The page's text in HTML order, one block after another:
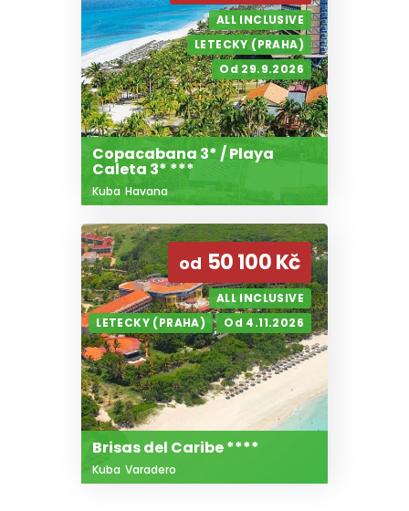
ALL INCLUSIVE
LETECKY (PRAHA)
Od 29.9.2026
Copacabana 3* / Playa
Caleta 3* ***
Kuba Havana
od 50 100 Kč
ALL INCLUSIVE
LETECKY (PRAHA)
Od 4.11.2026
Brisas del Caribe ****
Kuba Varadero